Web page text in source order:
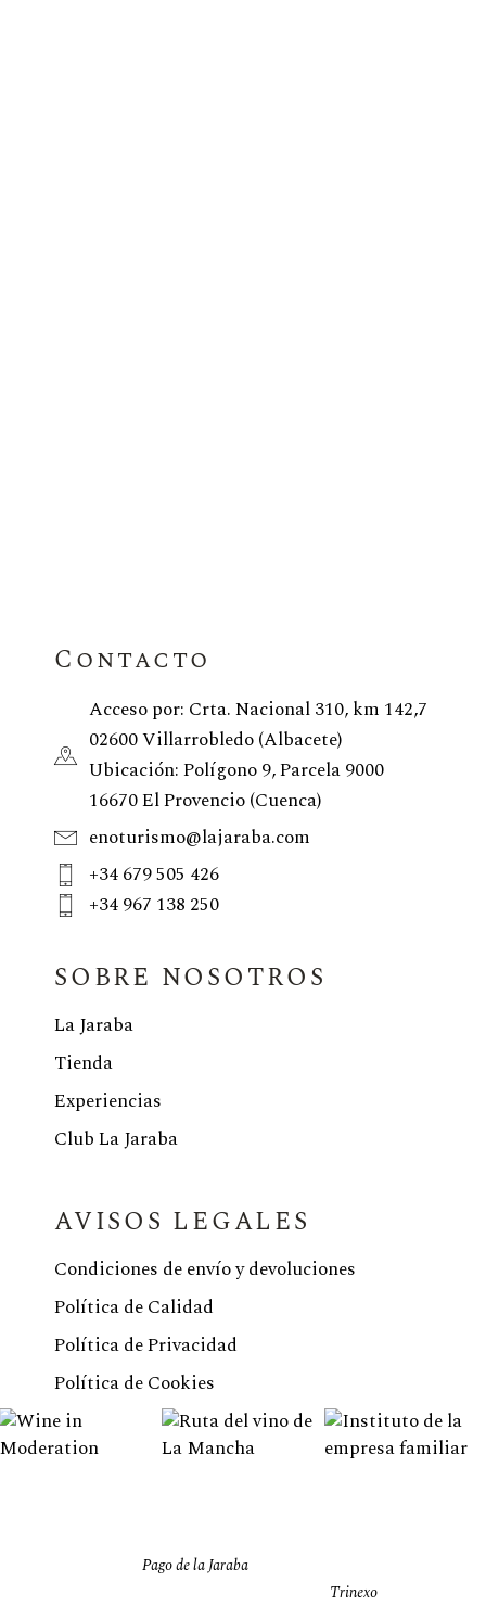
Contacto
Acceso por: Crta. Nacional 310, km 142,7
02600 Villarrobledo (Albacete)
Ubicación: Polígono 9, Parcela 9000
16670 El Provencio (Cuenca)
enoturismo@lajaraba.com
+34 679 505 426
+34 967 138 250
SOBRE NOSOTROS
La Jaraba
Tienda
Experiencias
Club La Jaraba
AVISOS LEGALES
Condiciones de envío y devoluciones
Política de Calidad
Política de Privacidad
Política de Cookies
Pago de la Jaraba, Todos los derechos
Trinexo